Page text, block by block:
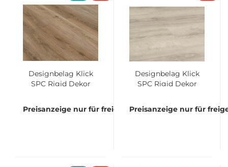
Designbelag Klick
SPC Rigid Dekor
Landhausdiele Bund
à 3.11 qm
Preisanzeige nur für freigeschaltete Kunden
Designbelag Klick
SPC Rigid Dekor
Landhausdiele Bund
à 2,635 qm
Preisanzeige nur für